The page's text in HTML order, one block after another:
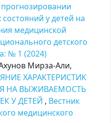
у детей на
медицинской
детского
№ 1 (2024)
Мирза-Али,
ХАРАКТЕРИСТИК
НА ВЫЖИВАЕМОСТЬ
У ДЕТЕЙ , Вестник
медицинского